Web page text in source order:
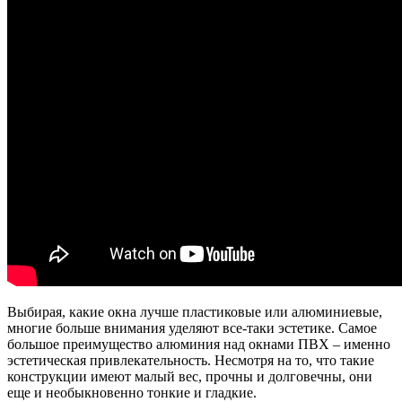
Выбирая, какие окна лучше пластиковые или алюминиевые,
многие больше внимания уделяют все-таки эстетике. Самое
большое преимущество алюминия над окнами ПВХ – именно
эстетическая привлекательность. Несмотря на то, что такие
конструкции имеют малый вес, прочны и долговечны, они
еще и необыкновенно тонкие и гладкие.